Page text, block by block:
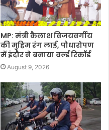
MP: मंत्री कैलाश विजयवर्गीय
की मुहिम रंग लाई, पौधारोपण
में इंदौर ने बनाया वर्ल्ड रिकॉर्ड
August 9, 2026